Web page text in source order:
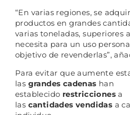
“En varias regiones, se
productos en grandes
varias toneladas, superiores
necesita para un uso
objetivo de revenderlas”,
Para evitar que aumente
las grandes cadenas han
establecido restricciones a
las cantidades vendidas a